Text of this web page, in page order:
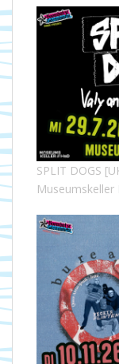
SPLIT DOGS
Museumskeller